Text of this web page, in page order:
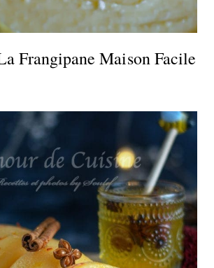
Frangipane Maison Facile